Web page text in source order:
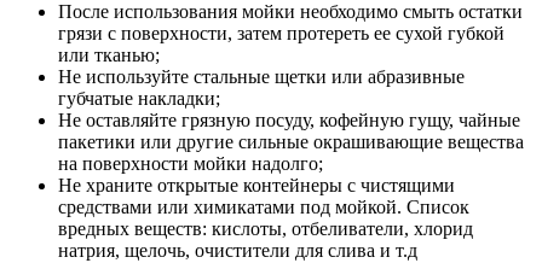
После использования мойки необходимо смыть остатки
грязи с поверхности, затем протереть ее сухой губкой
или тканью;
Не используйте стальные щетки или абразивные
губчатые накладки;
Не оставляйте грязную посуду, кофейную гущу, чайные
пакетики или другие сильные окрашивающие вещества
на поверхности мойки надолго;
Не храните открытые контейнеры с чистящими
средствами или химикатами под мойкой. Список
вредных веществ: кислоты, отбеливатели, хлорид
натрия, щелочь, очистители для слива и т.д